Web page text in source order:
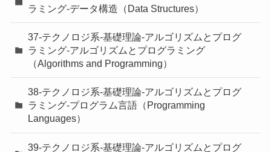
ラミング-データ構造（Data Structures）
37-テクノロジ系-基礎理論-アルゴリズムとプログ
ラミング-アルゴリズムとプログラミング
（Algorithms and Programming）
38-テクノロジ系-基礎理論-アルゴリズムとプログ
ラミング-プログラム言語（Programming
Languages）
39-テクノロジ系-基礎理論-アルゴリズムとプログ